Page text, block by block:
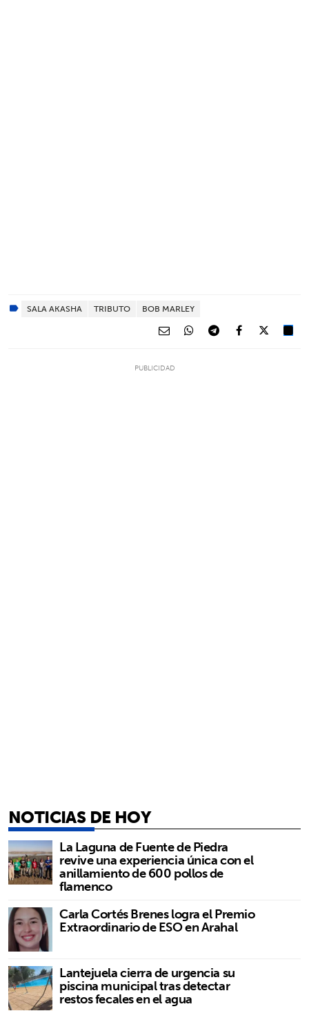
SALA AKASHA TRIBUTO BOB MARLEY
NOTICIAS DE HOY
La Laguna de Fuente de Piedra
revive una experiencia única con el
anillamiento de 600 pollos de
flamenco
Carla Cortés Brenes logra el Premio
Extraordinario de ESO en Arahal
Lantejuela cierra de urgencia su
piscina municipal tras detectar
restos fecales en el agua